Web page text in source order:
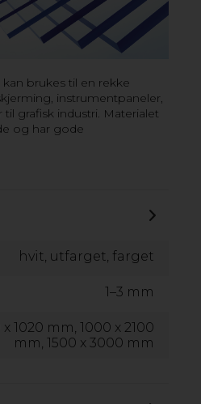
brukes til en rekke
instrumentpaneler,
grafisk industri. Materialet
og har gode
hvit, utfarget, farget
1–3 mm
x 1020 mm, 1000 x 2100
mm, 1500 x 3000 mm
KONTAKT OSS!